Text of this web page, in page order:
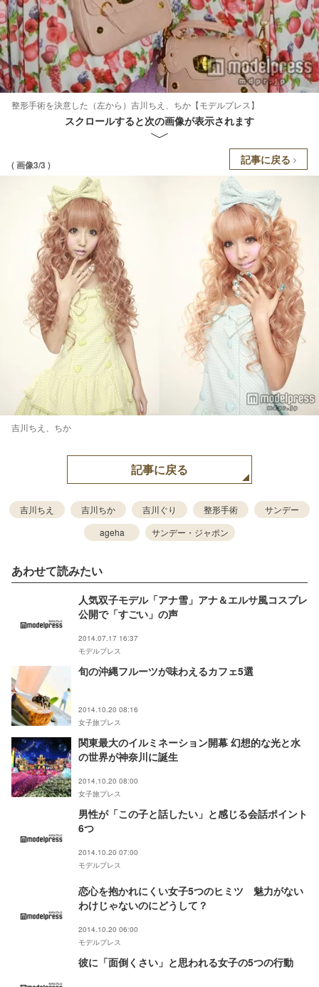
整形手術を決意した（左から）吉川ちえ、ちか【モデルプレス】
スクロールすると次の画像が表示されます
( 画像3/3 ) 記事に戻る
吉川ちえ、ちか
記事に戻る
吉川ちえ 吉川ちか 吉川ぐり 整形手術
サンデー
ageha
サンデー・ジャポン
あわせて読みたい
人気双子モデル「アナ雪」アナ＆エルサ風コスプレ
公開で「すごい」の声
2014.07.17 16:37
モデルプレス
旬の沖縄フルーツが味わえるカフェ5選
2014.10.20 08:16
女子旅プレス
関東最大のイルミネーション開幕 幻想的な光と水
の世界が神奈川に誕生
2014.10.20 08:00
女子旅プレス
男性が「この子と話したい」と感じる会話ポイント
6つ
2014.10.20 07:00
モデルプレス
恋心を抱かれにくい女子5つのヒミツ 魅力がない
わけじゃないのにどうして？
2014.10.20 06:00
モデルプレス
彼に「面倒くさい」と思われる女子の5つの行動